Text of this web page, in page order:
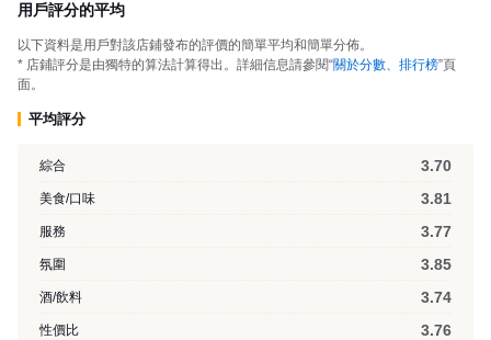
用戶評分的平均
以下資料是用戶對該店鋪發布的評價的簡單平均和簡單分佈。
* 店鋪評分是由獨特的算法計算得出。詳細信息請參閱“關於分數、排行榜”頁
面。
平均評分
綜合 3.70
美食/口味 3.81
服務 3.77
氛圍 3.85
酒/飲料 3.74
性價比 3.76